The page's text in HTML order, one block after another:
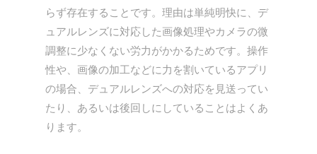
らず存在することです。理由は単純明快に、デ
ュアルレンズに対応した画像処理やカメラの微
調整に少なくない労力がかかるためです。操作
性や、画像の加工などに力を割いているアプリ
の場合、デュアルレンズへの対応を見送ってい
たり、あるいは後回しにしていることはよくあ
ります。